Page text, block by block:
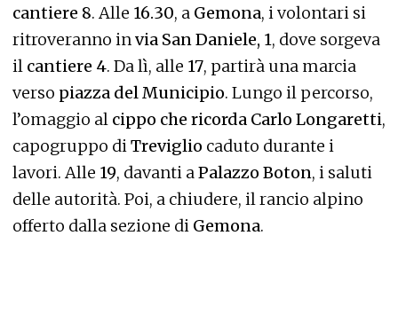
cantiere 8. Alle 16.30, a Gemona, i volontari si
ritroveranno invia San Daniele, 1, dove sorgeva
il cantiere 4. Da lì, alle 17, partirà una marcia
verso piazza del Municipio. Lungo il percorso,
l’omaggio al cippo che ricorda Carlo Longaretti,
capogruppo diTreviglio caduto durante i
lavori. Alle 19, davanti aPalazzo Boton, i saluti
delle autorità. Poi, a chiudere, il rancio alpino
offerto dalla sezione di Gemona.